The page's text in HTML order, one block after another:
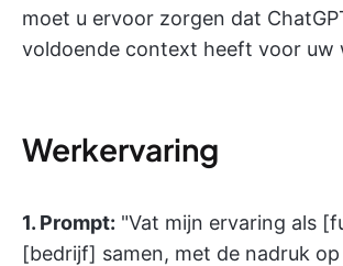
moet u ervoor zorgen dat
voldoende context heeft voor uw
Werkervaring
1. Prompt: "Vat mijn ervaring als
[bedrijf] samen, met de nadruk